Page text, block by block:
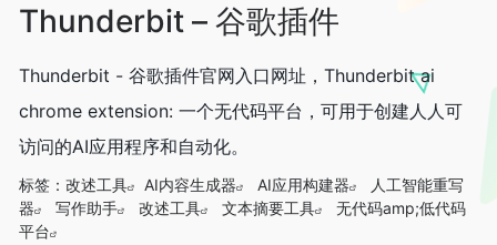
Thunderbit – 谷歌插件
Thunderbit - 谷歌插件官网入口网址，Thunderbit ai
chrome extension: 一个无代码平台，可用于创建人人可
访问的AI应用程序和自动化。
标签： 改述工具 AI内容生成器 AI应用构建器
人工智能重写
器
写作助手 改述工具 文本摘要工具
无代码amp;低代码
平台